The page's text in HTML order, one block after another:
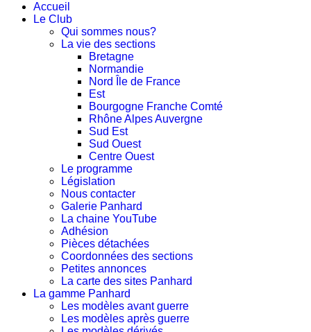
Accueil
Le Club
Qui sommes nous?
La vie des sections
Bretagne
Normandie
Nord Île de France
Est
Bourgogne Franche Comté
Rhône Alpes Auvergne
Sud Est
Sud Ouest
Centre Ouest
Le programme
Législation
Nous contacter
Galerie Panhard
La chaine YouTube
Adhésion
Pièces détachées
Coordonnées des sections
Petites annonces
La carte des sites Panhard
La gamme Panhard
Les modèles avant guerre
Les modèles après guerre